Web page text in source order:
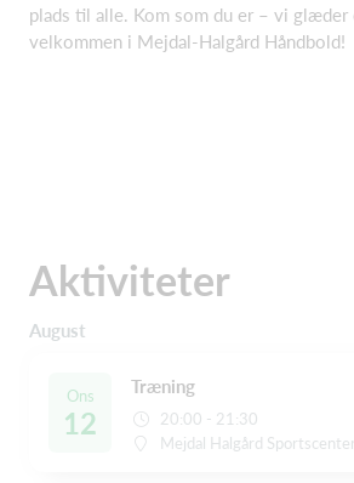
plads til alle. Kom som du er – vi
velkommen i Mejdal-Halgård Håndbold!
Aktiviteter
August
Ons
12
Træning
20:00 - 21:30
Mejdal Halgård Sportscenter